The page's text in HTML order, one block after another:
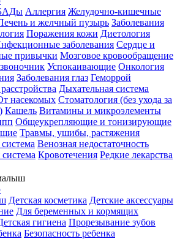
Аллергия Желудочно-кишечные
и желчный пузырь Заболевания
Поражения кожи Диетология
заболевания Сердце и
привычки Мозговое кровообращение
Успокаивающие Онкология
Заболевания глаз Геморрой
Дыхательная система
насекомых Стоматология (без ухода за
Кашель Витамины и микроэлементы
Общеукрепляющие и тонизирующие
Травмы, ушибы, растяжения
Венозная недостаточность
Кровотечения Редкие лекарства
Детская косметика Детские аксессуары
Для беременных и кормящих
гигиена Прорезывание зубов
Безопасность ребенка